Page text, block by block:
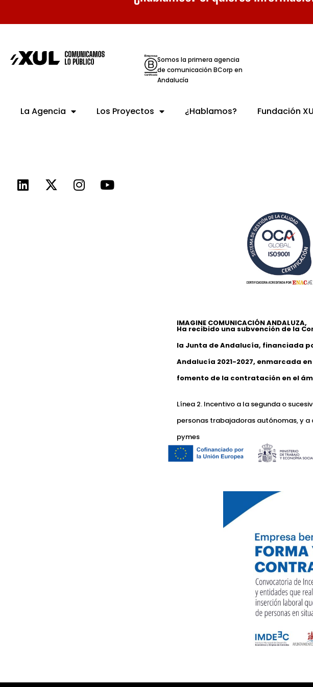
Somos la primera agencia
de comunicación BCorp en
Andalucía
La Agencia Los Proyectos ¿Hablamos? Fundación
IMAGINE COMUNICACIÓN ANDALUZA,
Ha recibido una subvención de la
la Junta de Andalucía, financiada
Andalucía 2021-2027, enmarcada
fomento de la contratación en el
Línea 2. Incentivo a la segunda o
personas trabajadoras autónomas, y
pymes